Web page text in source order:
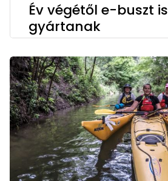
Év végétől e-buszt is
gyártanak